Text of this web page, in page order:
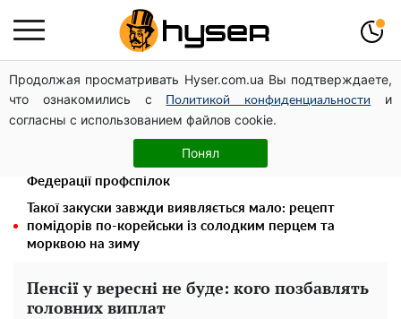
Продолжая просматривать Hyser.com.ua Вы подтверждаете,
что ознакомились с
Политикой конфиденциальности
и
согласны с использованием файлов cookie.
Понял
Дрони із націнкою: Олександр Конотопський вивів
мільйони оборонного бюджету через фіктивну фірму в
Естонії
Павло Прудніков та його дивовижна кар'єра від актора
у російському театрі до номінанта у керівники
Федерації профспілок
Такої закуски завжди виявляється мало: рецепт
помідорів по-корейськи із солодким перцем та
морквою на зиму
Пенсії у вересні не буде: кого позбавлять
головних виплат